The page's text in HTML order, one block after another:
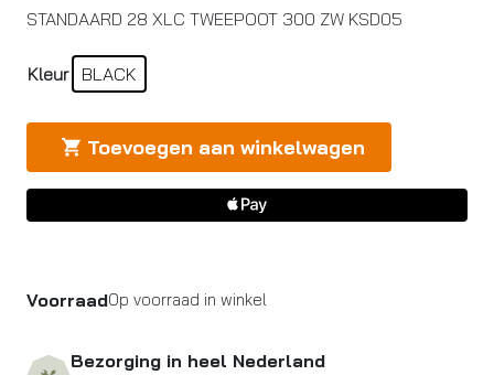
STANDAARD 28 XLC TWEEPOOT 300 ZW KSD05
Kleur BLACK
Toevoegen aan winkelwagen
VoorraadOp voorraad in winkel
Bezorging in heel Nederland